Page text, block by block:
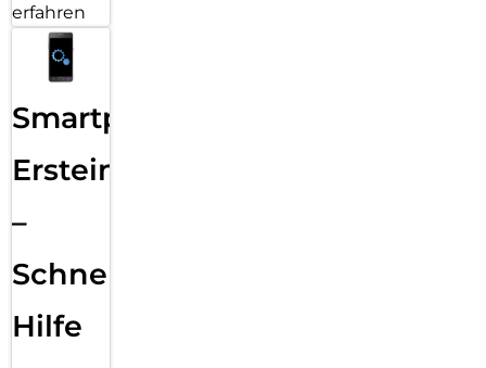
erfahren
Smartphone
Ersteinrichtung
–
Schnelle
Hilfe